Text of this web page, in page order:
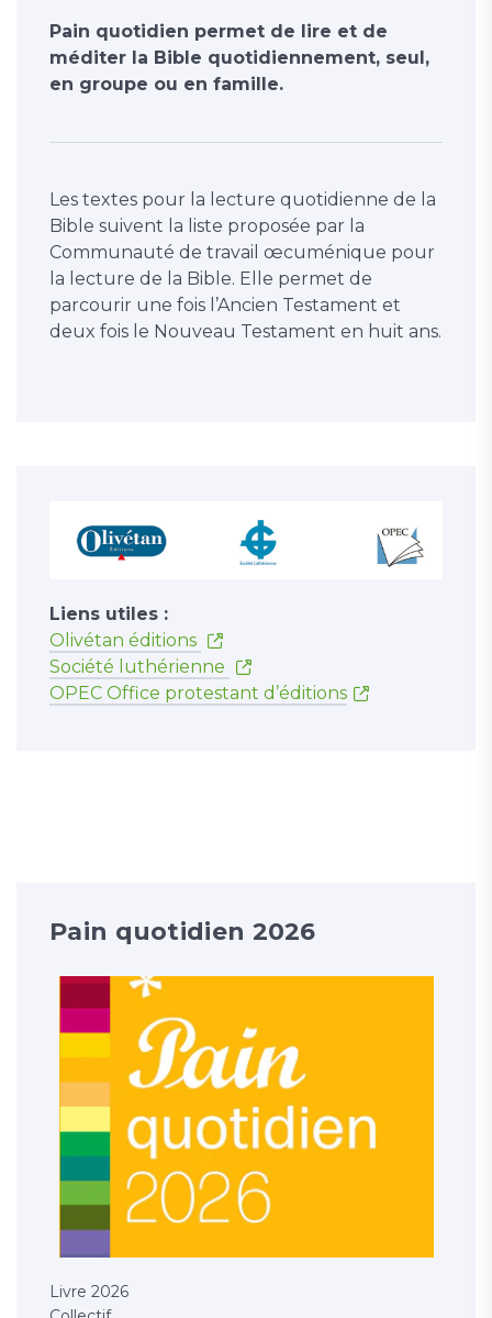
Pain quotidien permet de lire et de
méditer la Bible quotidiennement, seul,
en groupe ou en famille.
Les textes pour la lecture quotidienne de la
Bible suivent la liste proposée par la
Communauté de travail œcuménique pour
la lecture de la Bible. Elle permet de
parcourir une fois l’Ancien Testament et
deux fois le Nouveau Testament en huit ans.
Liens utiles :
Olivétan éditions
Société luthérienne
OPEC Office protestant d’éditions
Pain quotidien 2026
Livre 2026